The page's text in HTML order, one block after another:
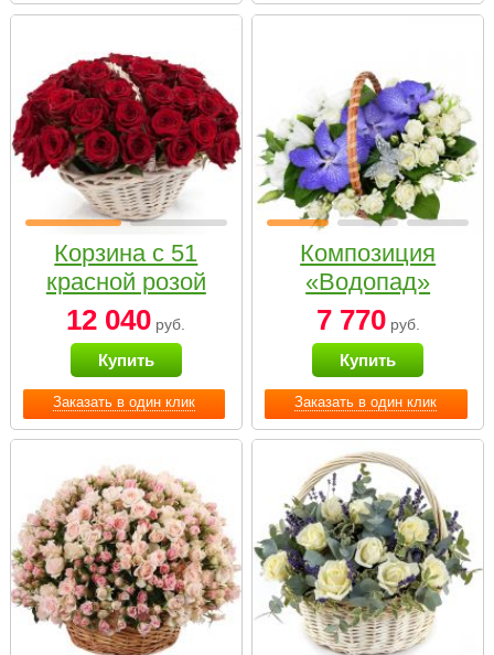
Заказать в один клик
Корзина с 51
красной розой
12 040 руб.
Купить
Заказать в один клик
Композиция
«Водопад»
7 770руб.
Купить